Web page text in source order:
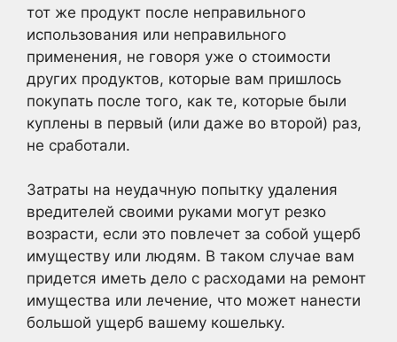
тот же продукт после неправильного
использования или неправильного
применения, не говоря уже о стоимости
других продуктов, которые вам пришлось
покупать после того, как те, которые были
куплены в первый (или даже во второй) раз,
не сработали.
Затраты на неудачную попытку удаления
вредителей своими руками могут резко
возрасти, если это повлечет за собой ущерб
имуществу или людям. В таком случае вам
придется иметь дело с расходами на ремонт
имущества или лечение, что может нанести
большой ущерб вашему кошельку.